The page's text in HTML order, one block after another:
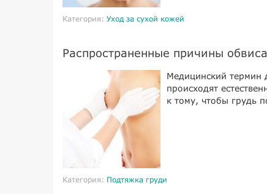
Категория: Уход за сухой кожей
Распространенные причины
Медицинский термин
происходят
к тому, чтобы грудь
Категория: Подтяжка груди